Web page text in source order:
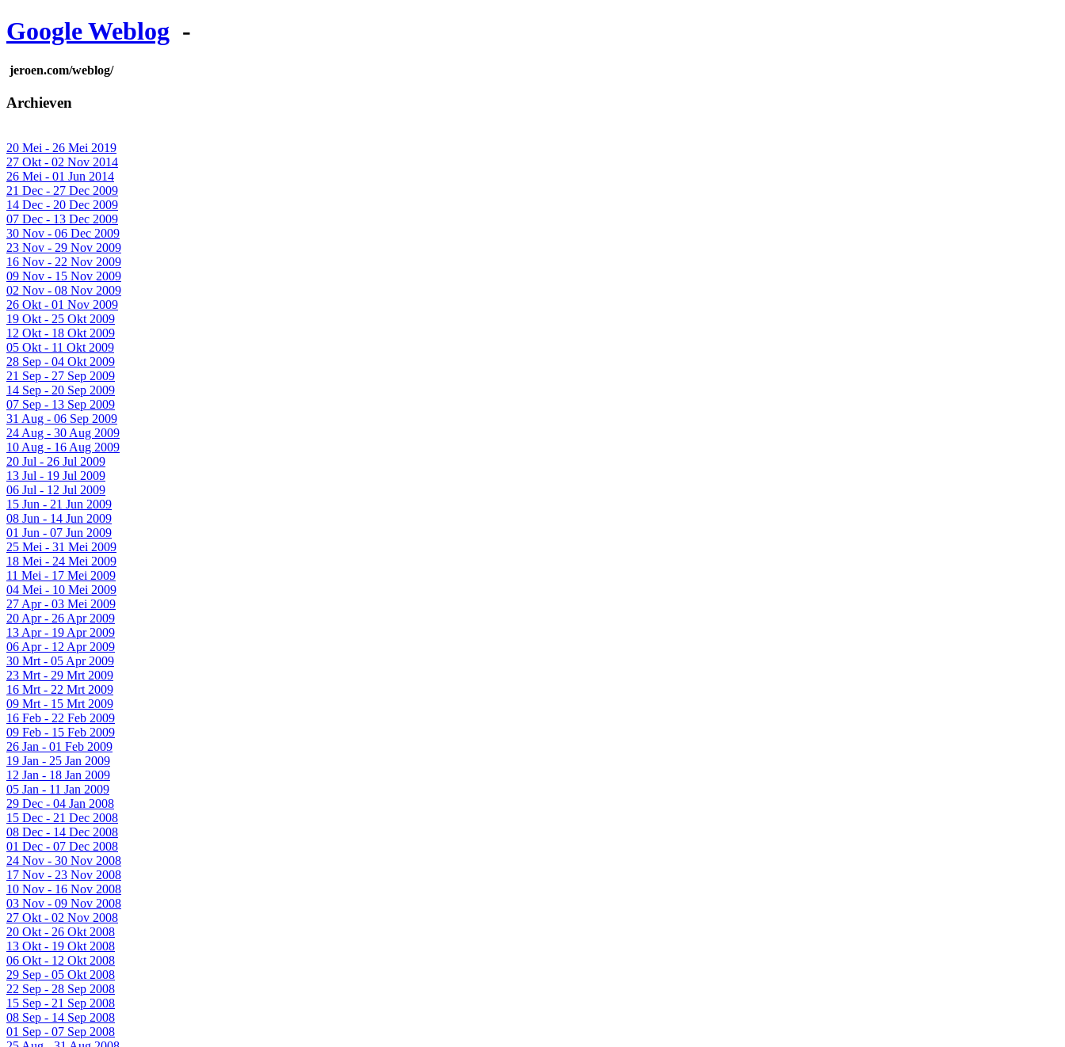
Google Weblog -
jeroen.com/weblog/
Archieven
20 Mei - 26 Mei 2019
27 Okt - 02 Nov 2014
26 Mei - 01 Jun 2014
21 Dec - 27 Dec 2009
14 Dec - 20 Dec 2009
07 Dec - 13 Dec 2009
30 Nov - 06 Dec 2009
23 Nov - 29 Nov 2009
16 Nov - 22 Nov 2009
09 Nov - 15 Nov 2009
02 Nov - 08 Nov 2009
26 Okt - 01 Nov 2009
19 Okt - 25 Okt 2009
12 Okt - 18 Okt 2009
05 Okt - 11 Okt 2009
28 Sep - 04 Okt 2009
21 Sep - 27 Sep 2009
14 Sep - 20 Sep 2009
07 Sep - 13 Sep 2009
31 Aug - 06 Sep 2009
24 Aug - 30 Aug 2009
10 Aug - 16 Aug 2009
20 Jul - 26 Jul 2009
13 Jul - 19 Jul 2009
06 Jul - 12 Jul 2009
15 Jun - 21 Jun 2009
08 Jun - 14 Jun 2009
01 Jun - 07 Jun 2009
25 Mei - 31 Mei 2009
18 Mei - 24 Mei 2009
11 Mei - 17 Mei 2009
04 Mei - 10 Mei 2009
27 Apr - 03 Mei 2009
20 Apr - 26 Apr 2009
13 Apr - 19 Apr 2009
06 Apr - 12 Apr 2009
30 Mrt - 05 Apr 2009
23 Mrt - 29 Mrt 2009
16 Mrt - 22 Mrt 2009
09 Mrt - 15 Mrt 2009
16 Feb - 22 Feb 2009
09 Feb - 15 Feb 2009
26 Jan - 01 Feb 2009
19 Jan - 25 Jan 2009
12 Jan - 18 Jan 2009
05 Jan - 11 Jan 2009
29 Dec - 04 Jan 2008
15 Dec - 21 Dec 2008
08 Dec - 14 Dec 2008
01 Dec - 07 Dec 2008
24 Nov - 30 Nov 2008
17 Nov - 23 Nov 2008
10 Nov - 16 Nov 2008
03 Nov - 09 Nov 2008
27 Okt - 02 Nov 2008
20 Okt - 26 Okt 2008
13 Okt - 19 Okt 2008
06 Okt - 12 Okt 2008
29 Sep - 05 Okt 2008
22 Sep - 28 Sep 2008
15 Sep - 21 Sep 2008
08 Sep - 14 Sep 2008
01 Sep - 07 Sep 2008